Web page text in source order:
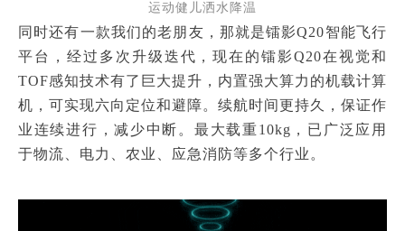
运动健儿洒水降温
同时还有一款我们的老朋友，那就是镭影Q20智能飞行
平台，经过多次升级迭代，现在的镭影Q20在视觉和
TOF感知技术有了巨大提升，内置强大算力的机载计算
机，可实现六向定位和避障。 续航时间更持久，保证作
业连续进行，减少中断。 最大载重10kg，已广泛应用
于物流、电力、农业、应急消防等多个行业。